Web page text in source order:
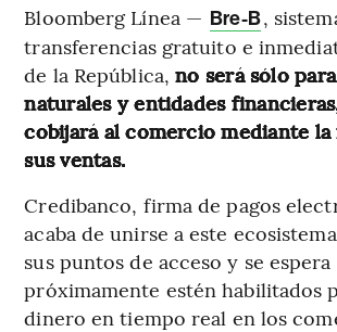
Bloomberg Línea — Bre-B,
transferencias gratuito e
de la República,no será sólo
naturales y entidades
cobijará al comercio mediante
sus ventas.
Credibanco, firma de pagos
acaba de unirse a este
sus puntos de acceso y se espera
próximamente estén habilitados
dinero en tiempo real en los